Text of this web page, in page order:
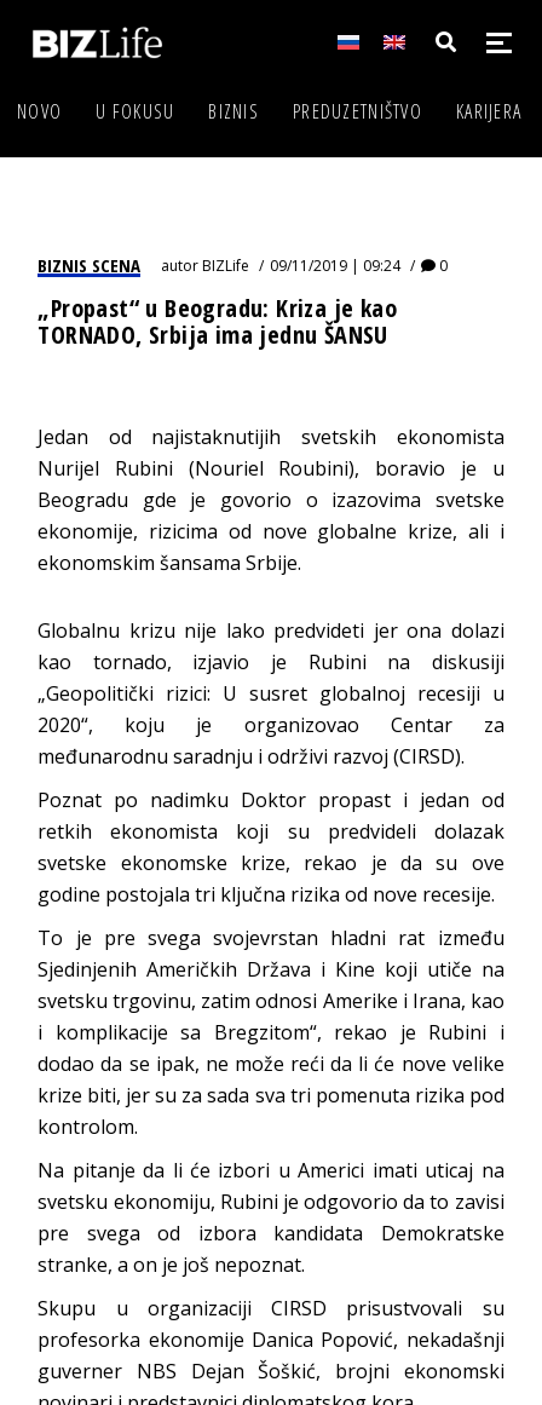
NOVO U FOKUSU BIZNIS PREDUZETNIŠTVO KARIJERA
BIZNIS SCENA autorBIZLife 09/11/2019 | 09:24 0
„Propast“ u Beogradu: Kriza je kao
TORNADO, Srbija ima jednu ŠANSU
Jedan od najistaknutijih svetskih ekonomista
Nurijel Rubini (Nouriel Roubini), boravio je u
Beogradu gde je govorio o izazovima svetske
ekonomije, rizicima od nove globalne krize, ali i
ekonomskim šansama Srbije.
Globalnu krizu nije lako predvideti jer ona dolazi
kao tornado, izjavio je Rubini na diskusiji
„Geopolitički rizici: U susret globalnoj recesiji u
2020“, koju je organizovao Centar za
međunarodnu saradnju i održivi razvoj (CIRSD).
Poznat po nadimku Doktor propast i jedan od
retkih ekonomista koji su predvideli dolazak
svetske ekonomske krize, rekao je da su ove
godine postojala tri ključna rizika od nove recesije.
To je pre svega svojevrstan hladni rat između
Sjedinjenih Američkih Država i Kine koji utiče na
svetsku trgovinu, zatim odnosi Amerike i Irana, kao
i komplikacije sa Bregzitom“, rekao je Rubini i
dodao da se ipak, ne može reći da li će nove velike
krize biti, jer su za sada sva tri pomenuta rizika pod
kontrolom.
Na pitanje da li će izbori u Americi imati uticaj na
svetsku ekonomiju, Rubini je odgovorio da to zavisi
pre svega od izbora kandidata Demokratske
stranke, a on je još nepoznat.
Skupu u organizaciji CIRSD prisustvovali su
profesorka ekonomije Danica Popović, nekadašnji
guverner NBS Dejan Šoškić, brojni ekonomski